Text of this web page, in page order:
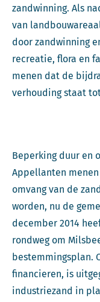
zandwinning. Als
van
door zandwinning
recreatie, flora en
menen dat de
verhouding staat
Beperking duur en
Appellanten
omvang van de
worden, nu de
december 2014
rondweg om
bestemmingsplan.
financieren, is
industriezand in